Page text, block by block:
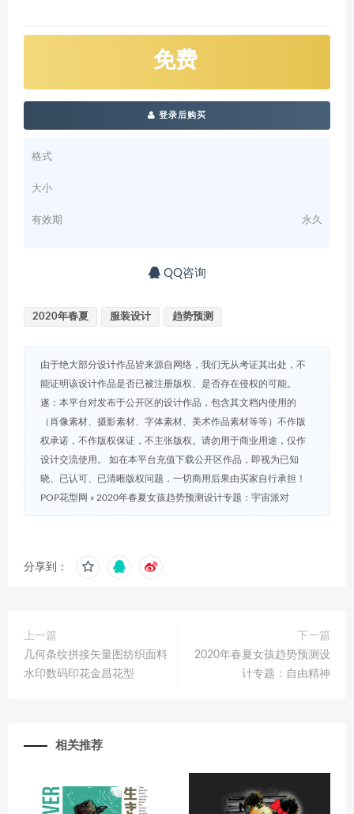
免费
登录后购买
格式
大小
有效期 永久
QQ咨询
2020年春夏 服装设计 趋势预测
由于绝大部分设计作品皆来源自网络，我们无从考证其出处，不
能证明该设计作品是否已被注册版权、是否存在侵权的可能。
遂：本平台对发布于公开区的设计作品，包含其文档内使用的
（肖像素材、摄影素材、字体素材、美术作品素材等等）不作版
权承诺，不作版权保证，不主张版权。请勿用于商业用途，仅作
设计交流使用。 如在本平台充值下载公开区作品，即视为已知
晓、已认可、已清晰版权问题，一切商用后果由买家自行承担！
POP花型网 » 2020年春夏女孩趋势预测设计专题：宇宙派对
分享到：
上一篇
几何条纹拼接矢量图纺织面料
水印数码印花金昌花型
下一篇
2020年春夏女孩趋势预测设
计专题：自由精神
相关推荐